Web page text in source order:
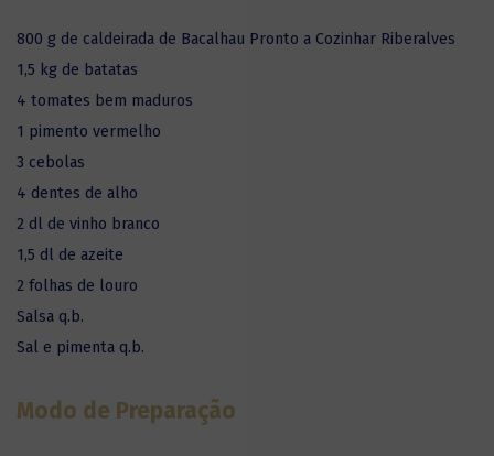
800 g de caldeirada de Bacalhau Pronto a Cozinhar Riberalves
1,5 kg de batatas
4 tomates bem maduros
1 pimento vermelho
3 cebolas
4 dentes de alho
2 dl de vinho branco
1,5 dl de azeite
2 folhas de louro
Salsa q.b.
Sal e pimenta q.b.
Modo de Preparação